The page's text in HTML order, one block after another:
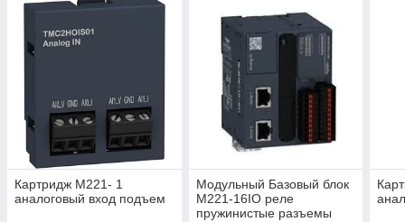
Картридж М221- 1
аналоговый вход подъем
Модульный Базовый блок
М221-16IO реле
пружинистые разъемы